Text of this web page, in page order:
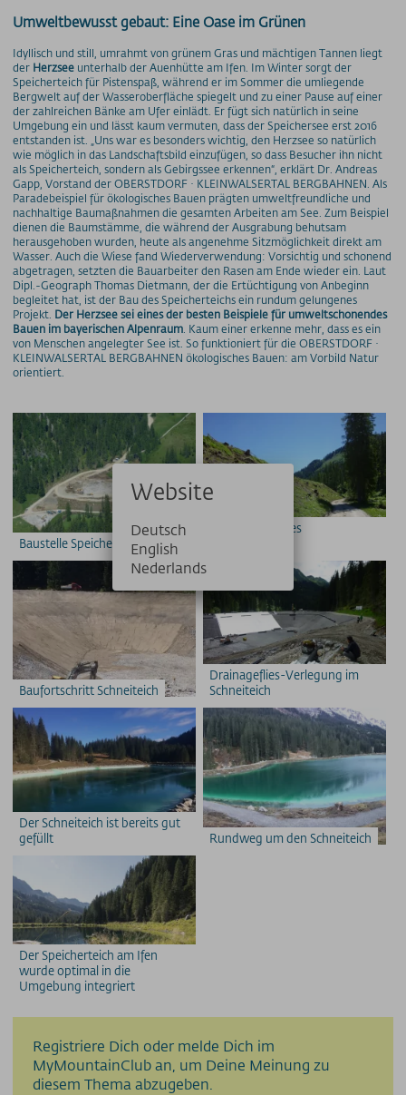
UNTERNEHMEN
Maßnahmen zur Qualitätsverbesserung
Aktionärsinfos
Ansprechpartner
Geschichte
Technische Daten
Freie Stellen
PRESSE
PARTNER/LINKS
SOS / Notfallnummern
Umweltbewusst gebaut: Eine Oase im Grünen
Idyllisch und still, umrahmt von grünem Gras und mächtigen Tannen liegt
der Herzsee unterhalb der Auenhütte am Ifen. Im Winter sorgt der
Speicherteich für Pistenspaß, während er im Sommer die umliegende
Bergwelt auf der Wasseroberfläche spiegelt und zu einer Pause auf einer
der zahlreichen Bänke am Ufer einlädt. Er fügt sich natürlich in seine
Umgebung ein und lässt kaum vermuten, dass der Speichersee erst 2016
entstanden ist. „Uns war es besonders wichtig, den Herzsee so natürlich
wie möglich in das Landschaftsbild einzufügen, so dass Besucher ihn nicht
als Speicherteich, sondern als Gebirgssee erkennen“, erklärt Dr. Andreas
Gapp, Vorstand der OBERSTDORF · KLEINWALSERTAL BERGBAHNEN. Als
Paradebeispiel für ökologisches Bauen prägten umweltfreundliche und
nachhaltige Baumaßnahmen die gesamten Arbeiten am See. Zum Beispiel
dienen die Baumstämme, die während der Ausgrabung behutsam
herausgehoben wurden, heute als angenehme Sitzmöglichkeit direkt am
Wasser. Auch die Wiese fand Wiederverwendung: Vorsichtig und schonend
abgetragen, setzten die Bauarbeiter den Rasen am Ende wieder ein. Laut
Dipl.-Geograph Thomas Dietmann, der die Ertüchtigung von Anbeginn
begleitet hat, ist der Bau des Speicherteichs ein rundum gelungenes
Projekt. Der Herzsee sei eines der besten Beispiele für umweltschonendes
Bauen im bayerischen Alpenraum . Kaum einer erkenne mehr, dass es ein
von Menschen angelegter See ist. So funktioniert für die OBERSTDORF ·
KLEINWALSERTAL BERGBAHNEN ökologisches Bauen: am Vorbild Natur
orientiert.
Baustelle Speicherteich
Seitenwände des
Baufortschritt Schneiteich
Drainageflies-Verlegung im
Schneiteich
Der Schneiteich ist bereits gut
gefüllt
Rundweg um den Schneiteich
Der Speicherteich am Ifen
wurde optimal in die
Umgebung integriert
Registriere Dich oder melde Dich im
MyMountainClub an, um Deine Meinung zu
diesem Thema abzugeben.
Website
Deutsch
English
Nederlands